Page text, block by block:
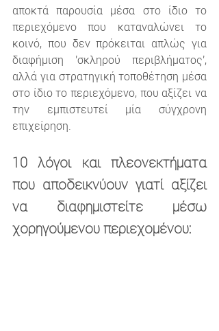
αποκτά παρουσία μέσα στο ίδιο το
περιεχόμενο που καταναλώνει το
κοινό, που δεν πρόκειται απλώς για
διαφήμιση 'σκληρού περιβλήματος',
αλλά για στρατηγική τοποθέτηση μέσα
στο ίδιο το περιεχόμενο, που αξίζει να
την εμπιστευτεί μία σύγχρονη
επιχείρηση.
10 λόγοι και πλεονεκτήματα
που αποδεικνύουν γιατί αξίζει
να διαφημιστείτε μέσω
χορηγούμενου περιεχομένου: